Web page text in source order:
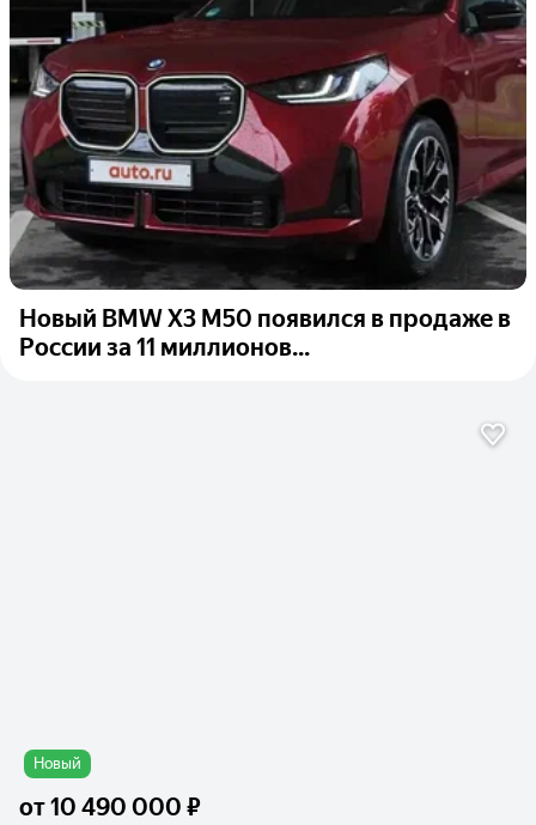
Новый BMW X3 M50 появился в продаже в
России за 11 миллионов...
Новый
от10 490 000 ₽